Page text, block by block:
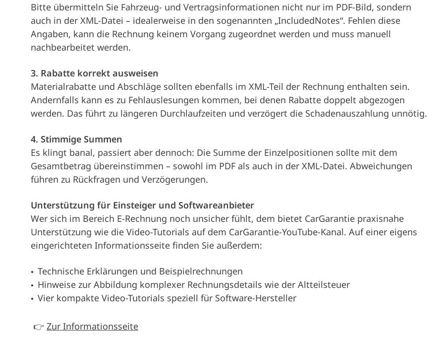
Bitte übermitteln Sie Fahrzeug- und Vertragsinformationen nicht nur im PDF-Bild, sondern
auch in der XML-Datei – idealerweise in den sogenannten „IncludedNotes“. Fehlen diese
Angaben, kann die Rechnung keinem Vorgang zugeordnet werden und muss manuell
nachbearbeitet werden.
3. Rabatte korrekt ausweisen
Materialrabatte und Abschläge sollten ebenfalls im XML-Teil der Rechnung enthalten sein.
Andernfalls kann es zu Fehlauslesungen kommen, bei denen Rabatte doppelt abgezogen
werden. Das führt zu längeren Durchlaufzeiten und verzögert die Schadenauszahlung unnötig.
4. Stimmige Summen
Es klingt banal, passiert aber dennoch: Die Summe der Einzelpositionen sollte mit dem
Gesamtbetrag übereinstimmen – sowohl im PDF als auch in der XML-Datei. Abweichungen
führen zu Rückfragen und Verzögerungen.
Unterstützung für Einsteiger und Softwareanbieter
Wer sich im Bereich E-Rechnung noch unsicher fühlt, dem bietet CarGarantie praxisnahe
Unterstützung wie die Video-Tutorials auf dem CarGarantie-YouTube-Kanal. Auf einer eigens
eingerichteten Informationsseite finden Sie außerdem:
Technische Erklärungen und Beispielrechnungen
Hinweise zur Abbildung komplexer Rechnungsdetails wie der Altteilsteuer
Vier kompakte Video-Tutorials speziell für Software-Hersteller
👉 Zur Informationsseite